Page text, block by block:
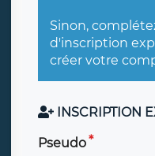
Sinon,
d'inscription
créer votre
INSCRIPTION
Pseudo